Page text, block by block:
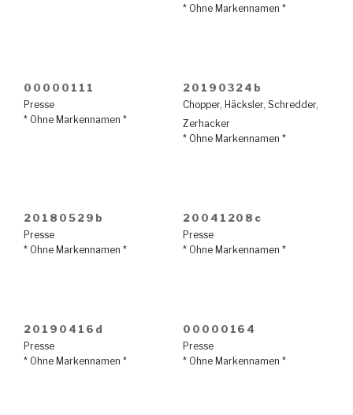
* Ohne Markennamen *
00000111
Presse
* Ohne Markennamen *
20190324b
Chopper, Häcksler, Schredder,
Zerhacker
* Ohne Markennamen *
20180529b
Presse
* Ohne Markennamen *
20041208c
Presse
* Ohne Markennamen *
20190416d
Presse
* Ohne Markennamen *
00000164
Presse
* Ohne Markennamen *